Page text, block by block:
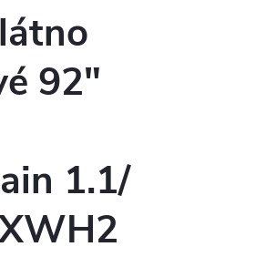
92"
1.1/